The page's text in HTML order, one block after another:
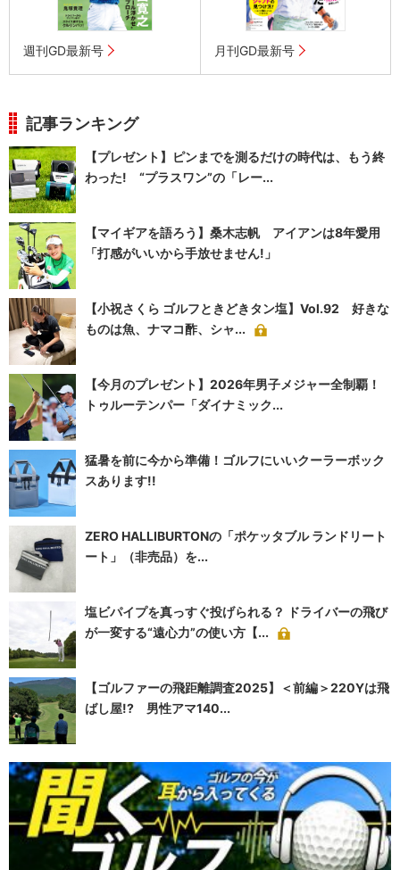
週刊GD最新号 月刊GD最新号
記事ランキング
【プレゼント】ピンまでを測るだけの時代は、もう終
わった! “プラスワン”の「レー...
【マイギアを語ろう】桑木志帆 アイアンは8年愛用
「打感がいいから手放せません!」
【小祝さくら ゴルフときどきタン塩】Vol.92 好きな
ものは魚、ナマコ酢、シャ...
【今月のプレゼント】2026年男子メジャー全制覇！
トゥルーテンパー「ダイナミック...
猛暑を前に今から準備！ゴルフにいいクーラーボック
スあります!!
ZERO HALLIBURTONの「ポケッタブル ランドリート
ート」（非売品）を...
塩ビパイプを真っすぐ投げられる？ ドライバーの飛び
が一変する“遠心力”の使い方【...
【ゴルファーの飛距離調査2025】＜前編＞220Yは飛
ばし屋!? 男性アマ140...